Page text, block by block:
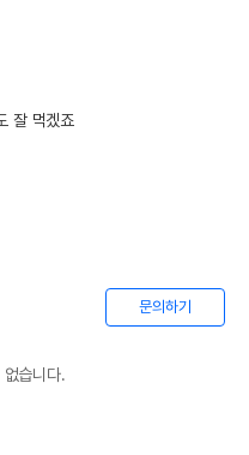
잘 먹겠죠
문의하기
습니다.